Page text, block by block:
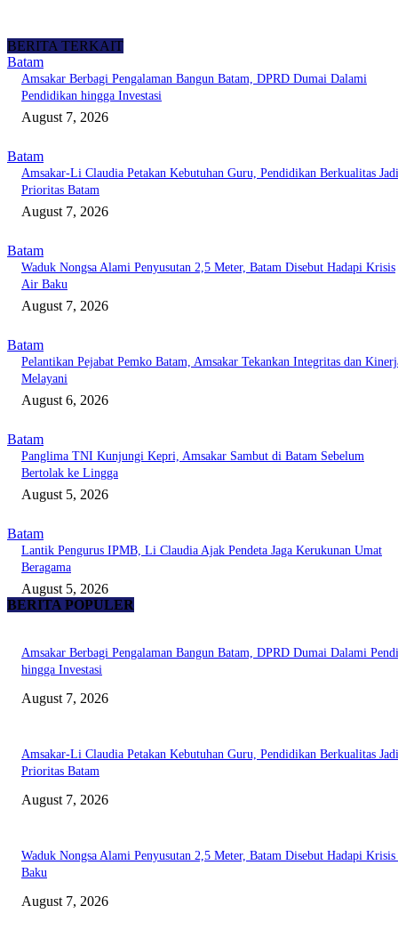
BERITA TERKAIT
Batam
Amsakar Berbagi Pengalaman Bangun Batam, DPRD Dumai Dalami
Pendidikan hingga Investasi
August 7, 2026
Batam
Amsakar-Li Claudia Petakan Kebutuhan Guru, Pendidikan Berkualitas Jadi
Prioritas Batam
August 7, 2026
Batam
Waduk Nongsa Alami Penyusutan 2,5 Meter, Batam Disebut Hadapi Krisis
Air Baku
August 7, 2026
Batam
Pelantikan Pejabat Pemko Batam, Amsakar Tekankan Integritas dan
Melayani
August 6, 2026
Batam
Panglima TNI Kunjungi Kepri, Amsakar Sambut di Batam Sebelum
Bertolak ke Lingga
August 5, 2026
Batam
Lantik Pengurus IPMB, Li Claudia Ajak Pendeta Jaga Kerukunan Umat
Beragama
August 5, 2026
BERITA POPULER
Amsakar Berbagi Pengalaman Bangun Batam, DPRD Dumai Dalami
hingga Investasi
August 7, 2026
Amsakar-Li Claudia Petakan Kebutuhan Guru, Pendidikan Berkualitas Jadi
Prioritas Batam
August 7, 2026
Waduk Nongsa Alami Penyusutan 2,5 Meter, Batam Disebut Hadapi
Baku
August 7, 2026